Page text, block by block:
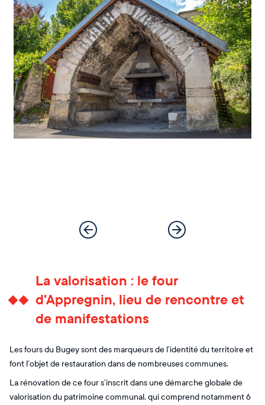
La valorisation : le four
d'Appregnin, lieu de rencontre et
de manifestations
Les fours du Bugey sont des marqueurs de l’identité du territoire et
font l’objet de restauration dans de nombreuses communes.
La rénovation de ce four s’inscrit dans une démarche globale de
valorisation du patrimoine communal, qui comprend notamment 6